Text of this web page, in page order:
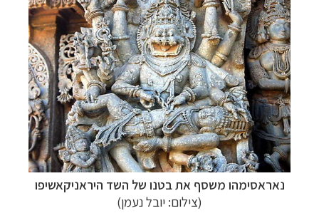
נאראסימהו משסף את בטנו של השד היראניקאשיפו
(צילום: יובל נעמן)